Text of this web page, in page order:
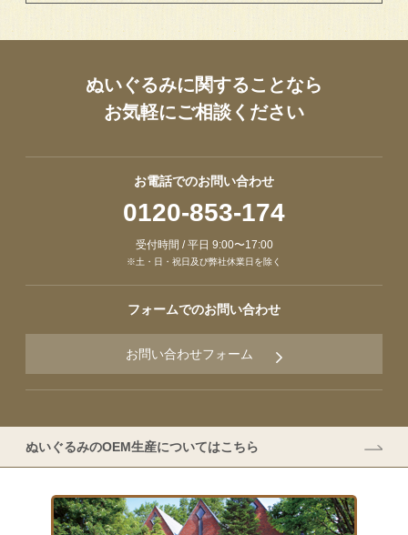
ぬいぐるみに関することなら
お気軽にご相談ください
お電話でのお問い合わせ
0120-853-174
受付時間 / 平日 9:00〜17:00
※土・日・祝日及び弊社休業日を除く
フォームでのお問い合わせ
お問い合わせフォーム
ぬいぐるみのOEM生産についてはこちら